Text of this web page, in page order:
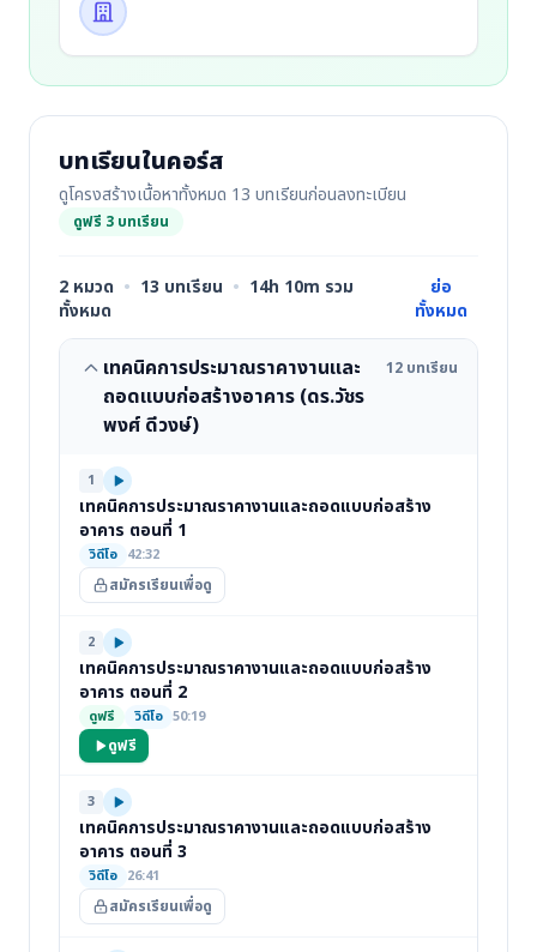
บทเรียนในคอร์ส
ดูโครงสร้างเนื้อหาทั้งหมด 13 บทเรียนก่อนลงทะเบียน
ดูฟรี 3 บทเรียน
2 หมวด • 13 บทเรียน • 14h 10m รวม
ทั้งหมด
ย่อ
ทั้งหมด
เทคนิคการประมาณราคางานและ
ถอดแบบก่อสร้างอาคาร (ดร.วัชร
พงศ์ ดีวงษ์)
12 บทเรียน
1
เทคนิคการประมาณราคางานและถอดแบบก่อสร้าง
อาคาร ตอนที่ 1
วิดีโอ 42:32
สมัครเรียนเพื่อดู
2
เทคนิคการประมาณราคางานและถอดแบบก่อสร้าง
อาคาร ตอนที่ 2
ดูฟรี วิดีโอ 50:19
ดูฟรี
3
เทคนิคการประมาณราคางานและถอดแบบก่อสร้าง
อาคาร ตอนที่ 3
วิดีโอ 26:41
สมัครเรียนเพื่อดู